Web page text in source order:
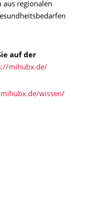
aus regionalen
auf der
mihubx.de/
wissen/